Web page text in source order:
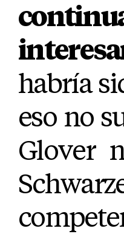
habría
eso no
Glover